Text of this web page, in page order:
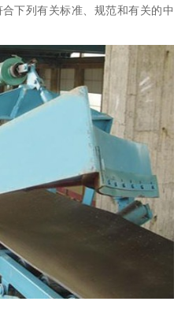
下列有关标准、规范和有关的中